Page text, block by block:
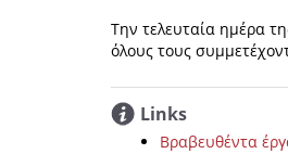
Την τελευταία ημέρα
όλους τους
Links
Βραβευθέντα